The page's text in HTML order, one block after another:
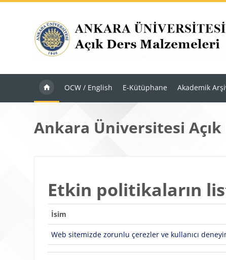
OCW / English E-Kütüphane Akademik
Ankara Üniversitesi
Etkin politikaların
İsim
Web sitemizde zorunlu çerezler ve kullanıcı